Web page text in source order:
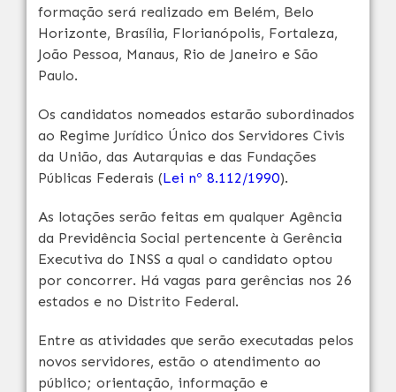
formação será realizado em Belém, Belo
Horizonte, Brasília, Florianópolis, Fortaleza,
João Pessoa, Manaus, Rio de Janeiro e São
Paulo.
Os candidatos nomeados estarão subordinados
ao Regime Jurídico Único dos Servidores Civis
da União, das Autarquias e das Fundações
Públicas Federais (Lei nº 8.112/1990).
As lotações serão feitas em qualquer Agência
da Previdência Social pertencente à Gerência
Executiva do INSS a qual o candidato optou
por concorrer. Há vagas para gerências nos 26
estados e no Distrito Federal.
Entre as atividades que serão executadas pelos
novos servidores, estão o atendimento ao
público; orientação, informação e